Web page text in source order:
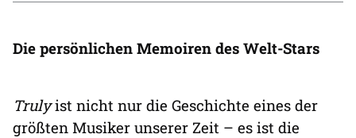
Die persönlichen Memoiren des Welt-Stars
Trulyist nicht nur die Geschichte eines der
größten Musiker unserer Zeit – es ist die